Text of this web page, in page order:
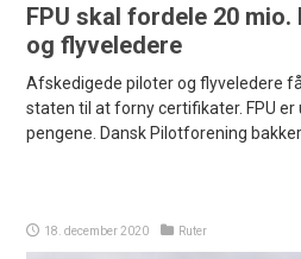
FPU skal fordele 20
og flyveledere
Afskedigede piloter og flyveledere
staten til at forny certifikater. FPU
pengene. Dansk Pilotforening
18. december 2020 Ruter